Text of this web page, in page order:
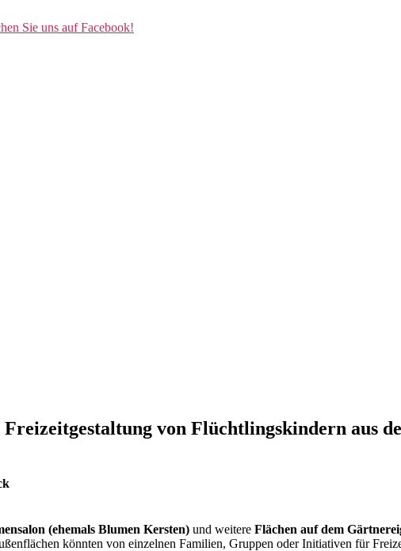
von Flüchtlingskindern aus
(ehemals Blumen Kersten) und weitere Flächen auf dem
könnten von einzelnen Familien, Gruppen oder Initiativen für